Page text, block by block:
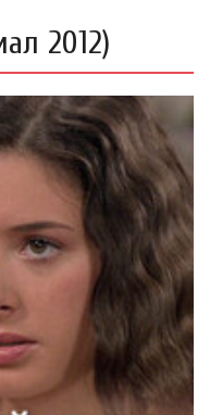
2012)